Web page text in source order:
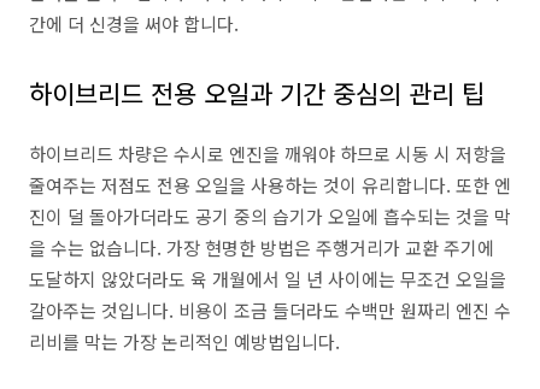
간에 더 신경을 써야 합니다.
하이브리드 전용 오일과 기간 중심의 관리 팁
하이브리드 차량은 수시로 엔진을 깨워야 하므로 시동 시 저항을
줄여주는 저점도 전용 오일을 사용하는 것이 유리합니다. 또한 엔
진이 덜 돌아가더라도 공기 중의 습기가 오일에 흡수되는 것을 막
을 수는 없습니다. 가장 현명한 방법은 주행거리가 교환 주기에
도달하지 않았더라도 육 개월에서 일 년 사이에는 무조건 오일을
갈아주는 것입니다. 비용이 조금 들더라도 수백만 원짜리 엔진 수
리비를 막는 가장 논리적인 예방법입니다.